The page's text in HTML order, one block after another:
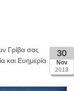
30
Nov
2018
Γρίβα σας
και Ευημερία